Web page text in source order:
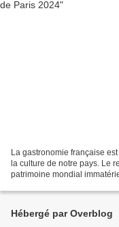
La gastronomie française
la culture de notre pays. Le
patrimoine mondial
Hébergé par Overblog